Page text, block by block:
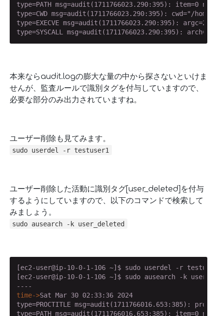
type=PATH msg=audit(1711766023.290:395): item=0
type=CWD msg=audit(1711766023.290:395): cwd="/
type=EXECVE msg=audit(1711766023.290:395): argc=2
type=SYSCALL msg=audit(1711766023.290:395):
本来ならaudit.logの膨大な量の中から探さないといけま
せんが、監査ルールで識別タグを付与していますので、
必要な部分のみ出力されていますね。
ユーザー削除も見てみます。
sudo userdel -r testuser1
ユーザー削除した活動に識別タグ[user_deleted]を付与
するようにしていますので、以下のコマンドで検索して
みましょう。
sudo ausearch -k user_deleted
[ec2-user@ip-10-0-1-106 ~]$ sudo userdel -r
[ec2-user@ip-10-0-1-106 ~]$ sudo ausearch -k
time->Sat Mar 30 02:33:36 2024
type=PROCTITLE msg=audit(1711766016.653:385):
type=PATH msg=audit(1711766016.653:385): item=0